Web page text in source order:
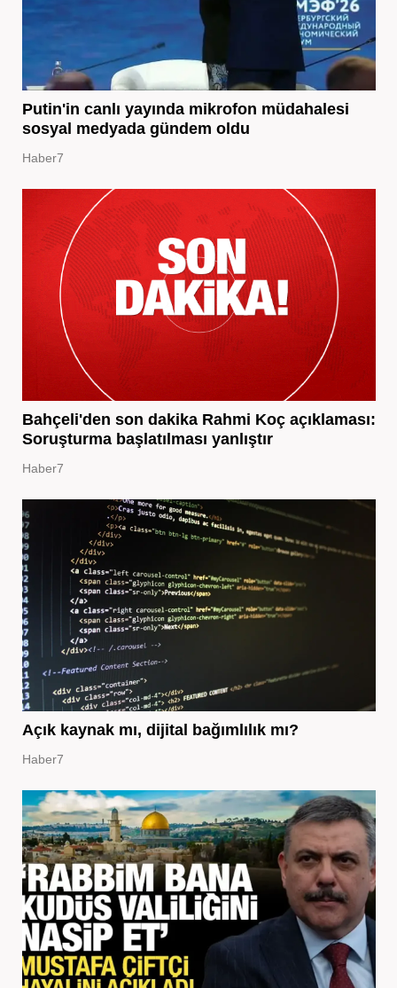
Putin'in canlı yayında mikrofon müdahalesi
sosyal medyada gündem oldu
Haber7
Bahçeli'den son dakika Rahmi Koç açıklaması:
Soruşturma başlatılması yanlıştır
Haber7
Açık kaynak mı, dijital bağımlılık mı?
Haber7